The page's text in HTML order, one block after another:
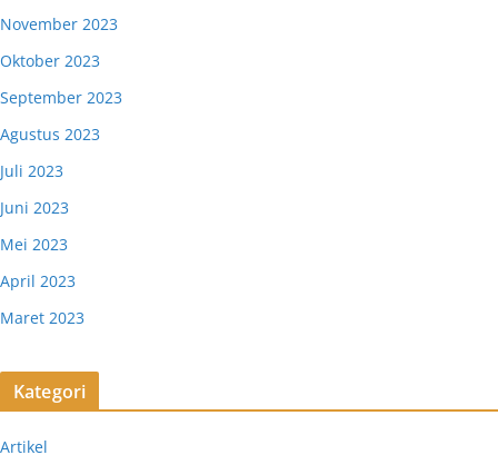
November 2023
Oktober 2023
September 2023
Agustus 2023
Juli 2023
Juni 2023
Mei 2023
April 2023
Maret 2023
Kategori
Artikel